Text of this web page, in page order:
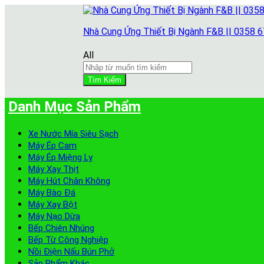
Nhà Cung Ứng Thiết Bị Ngành F&B || 0358
All
Tìm Kiếm
Danh Mục Sản Phẩm
Xe Nước Mía Siêu Sạch
Máy Ép Cam
Máy Ép Miệng Ly
Máy Xay Thịt
Máy Hút Chân Không
Máy Bào Đá
Máy Xay Bột
Máy Nạo Dừa
Bếp Chiên Nhúng
Bếp Từ Công Nghiệp
Nồi Điện Nấu Bún Phở